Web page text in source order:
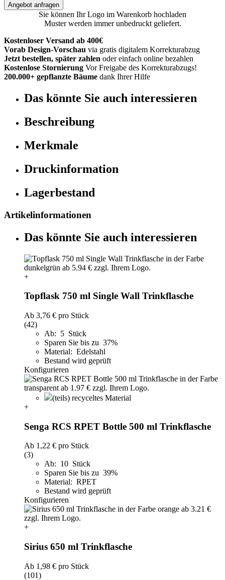
Angebot anfragen
Sie können Ihr Logo im Warenkorb hochladen
Muster werden immer unbedruckt geliefert.
Kostenloser Versand ab 400€
Vorab Design-Vorschau via gratis digitalem Korrekturabzug
Jetzt bestellen, später zahlen oder einfach online bezahlen
Kostenlose Stornierung Vor Freigabe des Korrekturabzugs!
200.000+ gepflanzte Bäume dank Ihrer Hilfe
Das könnte Sie auch interessieren
Beschreibung
Merkmale
Druckinformation
Lagerbestand
Artikelinformationen
Das könnte Sie auch interessieren
+
Topflask 750 ml Single Wall Trinkflasche
Ab 3,76 € pro Stück
(42)
Ab: 5 Stück
Sparen Sie bis zu 37%
Material: Edelstahl
Bestand wird geprüft
Konfigurieren
(teils) recyceltes Material
+
Senga RCS RPET Bottle 500 ml Trinkflasche
Ab 1,22 € pro Stück
(3)
Ab: 10 Stück
Sparen Sie bis zu 39%
Material: RPET
Bestand wird geprüft
Konfigurieren
+
Sirius 650 ml Trinkflasche
Ab 1,98 € pro Stück
(101)